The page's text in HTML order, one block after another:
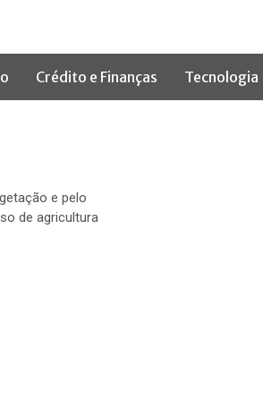
Crédito e Finanças Tecnologia
e pelo
de agricultura